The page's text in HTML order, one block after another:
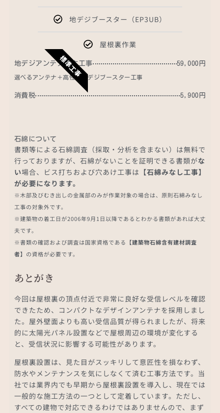
地デジブースター（EP3UB）
屋根裏作業
標準工事
地デジアンテナ基本工事 59,000円
選べるアンテナ＋高性能地デジブースター工事
消費税 5,900円
石綿について
書類等による石綿調査（採取・分析を含まない）は無料で
行っておりますが、石綿がないことを証明できる書類がな
い場合、ビス打ちおよび穴あけ工事は 【石綿みなし工事】
が必要になります。
※木部及びむき出しの金属部のみが作業対象の場合は、原則石綿みなし
工事の対象外です。
※建築物の着工日が2006年9月1日以降であるとわかる書類があれば大丈
夫です。
※書類の確認および調査は国家資格である 【建築物石綿含有建材調査
者】 の資格が必要です。
あとがき
今回は屋根裏の頂点付近で非常に良好な受信レベルを確認
できたため、コンパクトなデザインアンテナを採用しまし
た。屋外壁面よりも高い受信品質が得られましたが、将来
的に太陽光パネル設置などで屋根周辺の環境が変化する
と、受信状況に影響する可能性があります。
屋根裏設置は、見た目がスッキリして意匠性を損なわず、
防水やメンテナンスを気にしなくて済む工事方法です。当
社では業界内でも早期から屋根裏設置を導入し、現在では
一般的な施工方法の一つとして定着しています。ただし、
すべての建物で対応できるわけではありませんので、まず